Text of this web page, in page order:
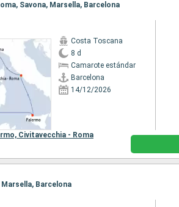
Savona, Marsella, Barcelona
Costa Toscana
8 d
Camarote estándar
Barcelona
14/12/2026
Civitavecchia - Roma
Barcelona